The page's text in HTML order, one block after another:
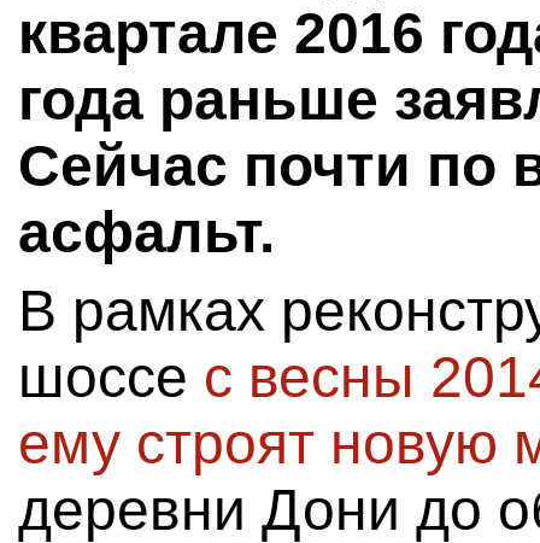
квартале 2016
года раньше
Сейчас почти по
асфальт.
В рамках
шоссе с весны
ему строят новую
деревни Дони до